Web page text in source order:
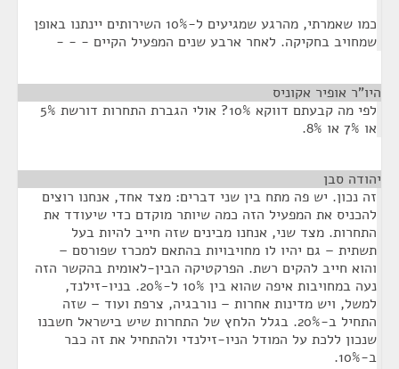
כמו שאמרתי, מהרגע שמגיעים ל-10% השירותים יינתנו באופן
שמחויב בחקיקה. לאחר ארבע שנים המפעיל הקיים - - -
היו"ר אופיר אקוניס
לפי מה קבעתם דווקא 10%? אולי הגברת התחרות דורשת 5%
או 7% או 8%.
יהודה סבן
זה נכון. יש פה מתח בין שני דברים: מצד אחד, אנחנו רוצים
להכניס את המפעיל הזה כמה שיותר מוקדם כדי שיעודד את
התחרות. מצד שני, אנחנו מבינים שזה חייב להיות בעל
תשתית – גם יהיו לו מחויבויות בהתאם למכרז שפורסם –
והוא חייב להקים רשת. הפרקטיקה הבין-לאומית בהקשר הזה
נעה במחויבות איפה שהוא בין 10% ל-20%. בניו-זילנד,
למשל, ויש מדינות אחרות – נורבגיה, צרפת ועוד – שזה
התחיל ב-20%. בגלל הלחץ של התחרות שיש בישראל חשבנו
שנכון ללכת על המודל הניו-זילנדי ולהתחיל את זה כבר
ב-10%.